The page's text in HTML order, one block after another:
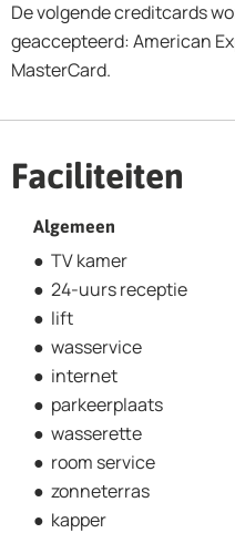
De volgende creditcards
geaccepteerd: American
MasterCard.
Faciliteiten
Algemeen
TV kamer
24-uurs receptie
lift
wasservice
internet
parkeerplaats
wasserette
room service
zonneterras
kapper